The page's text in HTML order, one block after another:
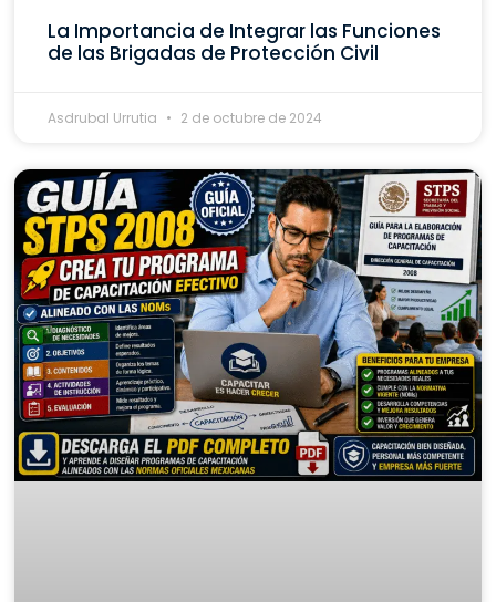
La Importancia de Integrar las Funciones
de las Brigadas de Protección Civil
Asdrubal Urrutia 2 de octubre de 2024